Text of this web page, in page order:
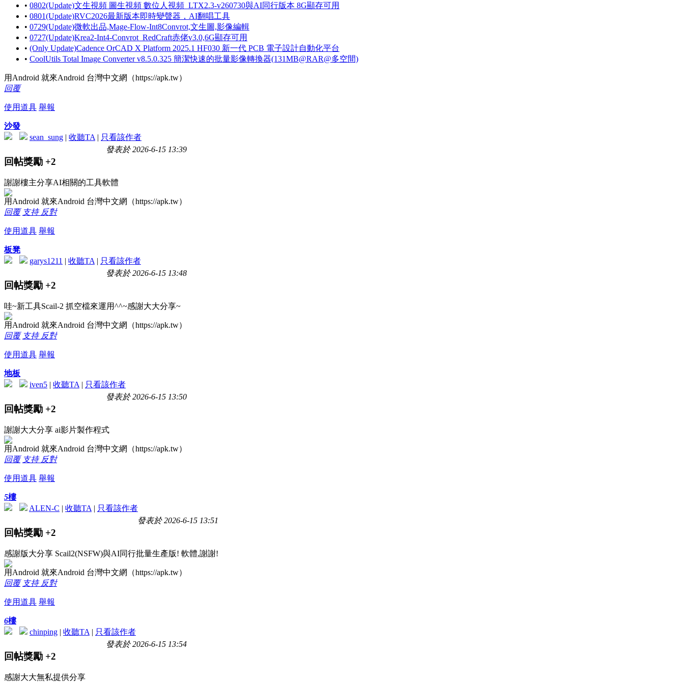
• 0802(Update)文生視頻 圖生視頻 數位人視頻_LTX2.3-v260730與AI同行版本 8G顯存可用
• 0801(Update)RVC2026最新版本即時變聲器，AI翻唱工具
• 0729(Update)微軟出品,Mage-Flow-Int8Convrot,文生圖,影像編輯
• 0727(Update)Krea2-Int4-Convrot_RedCraft赤佬v3.0,6G顯存可用
• (Only Update)Cadence OrCAD X Platform 2025.1 HF030 新一代 PCB 電子設計自動化平台
• CoolUtils Total Image Converter v8.5.0.325 簡潔快速的批量影像轉換器(131MB@RAR@多空間)
用Android 就來Android 台灣中文網（https://apk.tw）
回覆
使用道具 舉報
沙發
sean_sung | 收聽TA | 只看該作者
發表於 2026-6-15 13:39
回帖獎勵 +2
謝謝樓主分享AI相關的工具軟體
用Android 就來Android 台灣中文網（https://apk.tw）
回覆 支持 反對
使用道具 舉報
板凳
garys1211 | 收聽TA | 只看該作者
發表於 2026-6-15 13:48
回帖獎勵 +2
哇~新工具Scail-2 抓空檔來運用^^~感謝大大分享~
用Android 就來Android 台灣中文網（https://apk.tw）
回覆 支持 反對
使用道具 舉報
地板
iven5 | 收聽TA | 只看該作者
發表於 2026-6-15 13:50
回帖獎勵 +2
謝謝大大分享 ai影片製作程式
用Android 就來Android 台灣中文網（https://apk.tw）
回覆 支持 反對
使用道具 舉報
5樓
ALEN-C | 收聽TA | 只看該作者
發表於 2026-6-15 13:51
回帖獎勵 +2
感謝版大分享 Scail2(NSFW)與AI同行批量生產版! 軟體,謝謝!
用Android 就來Android 台灣中文網（https://apk.tw）
回覆 支持 反對
使用道具 舉報
6樓
chinping | 收聽TA | 只看該作者
發表於 2026-6-15 13:54
回帖獎勵 +2
感謝大大無私提供分享